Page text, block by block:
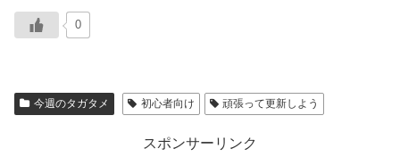
0
今週のタガタメ 初心者向け 頑張って更新しよう
スポンサーリンク